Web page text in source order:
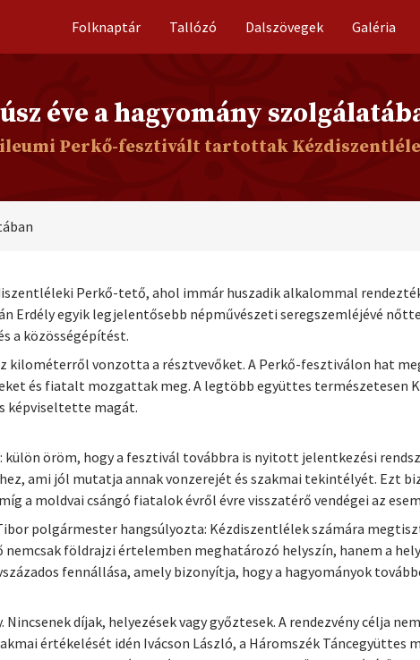
Folknaptár Tallózó Dalszövegek Galéria
éve a hagyomány
Perkő-fesztivált tartottak
Perkő-tető, ahol immár huszadik alkalommal
Erdély egyik legjelentősebb népművészeti seregszemléjévé
a közösségépítést.
kilométerről vonzotta a résztvevőket. A Perkő-fesztiválon hat
és fiatalt mozgattak meg. A legtöbb együttes természetesen
képviseltette magát.
öröm, hogy a fesztivál továbbra is nyitott jelentkezési
ami jól mutatja annak vonzerejét és szakmai tekintélyét. Ezt
a moldvai csángó fiatalok évről évre visszatérő vendégei az
polgármester hangsúlyozta: Kézdiszentlélek számára
földrajzi értelemben meghatározó helyszín, hanem a
fennállása, amely bizonyítja, hogy a hagyományok
díjak, helyezések vagy győztesek. A rendezvény célja
értékelését idén Ivácson László, a Háromszék Táncegyüttes